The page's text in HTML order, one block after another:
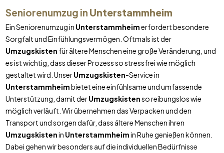
Seniorenumzug in Unterstammheim
Ein Seniorenumzug in Unterstammheimerfordert besondere
Sorgfalt und Einfühlungsvermögen. Oftmals ist der
Umzugskisten für ältere Menschen eine große Veränderung, und
es ist wichtig, dass dieser Prozess so stressfrei wie möglich
gestaltet wird. UnserUmzugskisten-Service in
Unterstammheimbietet eine einfühlsame und umfassende
Unterstützung, damit derUmzugskistenso reibungslos wie
möglich verläuft. Wir übernehmen das Verpacken und den
Transport und sorgen dafür, dass ältere Menschen ihren
Umzugskistenin Unterstammheimin Ruhe genießen können.
Dabei gehen wir besonders auf die individuellen Bedürfnisse